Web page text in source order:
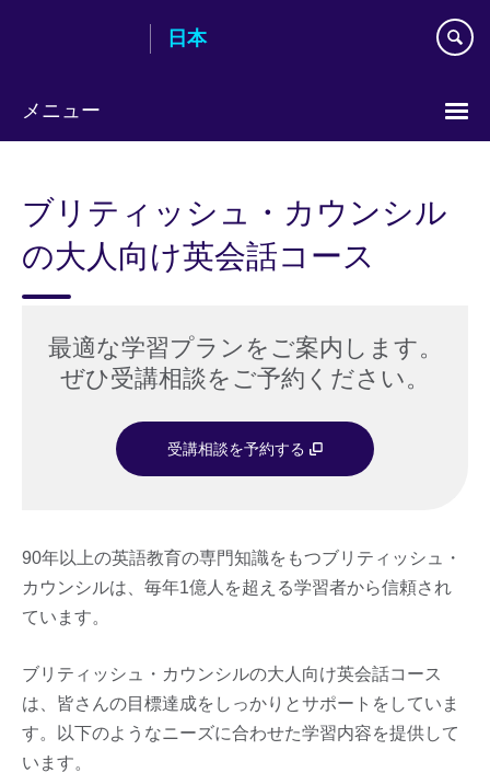
content
日本
メニュー
ブリティッシュ・カウンシル
の大人向け英会話コース
最適な学習プランをご案内します。
ぜひ受講相談をご予約ください。
受講相談を予約する
90年以上の英語教育の専門知識をもつブリティッシュ・
カウンシルは、毎年1億人を超える学習者から信頼され
ています。
ブリティッシュ・カウンシルの大人向け英会話コース
は、皆さんの目標達成をしっかりとサポートをしていま
す。以下のようなニーズに合わせた学習内容を提供して
います。